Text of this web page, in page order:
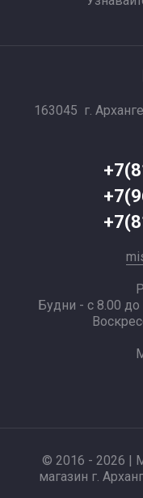
163045 г.
Будни - с 8.00
© 2016 - 2026 |
магазин г.